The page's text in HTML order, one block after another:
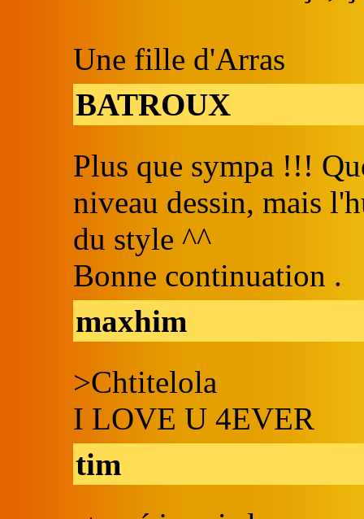
Une fille d'Arras
BATROUX
Plus que sympa !!!
niveau dessin, mais
du style ^^
Bonne continuation .
maxhim
>Chtitelola
I LOVE U 4EVER
tim